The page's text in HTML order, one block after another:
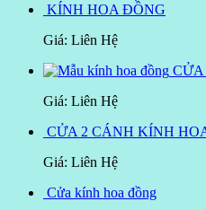
KÍNH HOA ĐỒNG
Giá: Liên Hệ
Giá: Liên Hệ
CỬA 2 CÁNH KÍNH
Giá: Liên Hệ
Cửa kính hoa đồng